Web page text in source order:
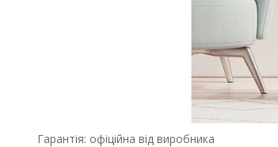
Гарантія: офіційна від виробника